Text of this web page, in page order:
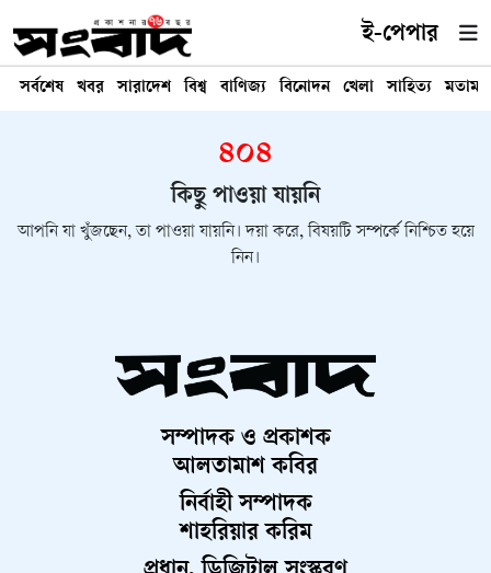
ই-পেপার
সর্বশেষ খবর সারাদেশ বিশ্ব বাণিজ্য বিনোদন খেলা সাহিত্য মতামত
৪০৪
কিছু পাওয়া যায়নি
আপনি যা খুঁজছেন, তা পাওয়া যায়নি। দয়া করে, বিষয়টি সম্পর্কে নিশ্চিত হয়ে
নিন।
সম্পাদক ও প্রকাশক
আলতামাশ কবির
নির্বাহী সম্পাদক
শাহরিয়ার করিম